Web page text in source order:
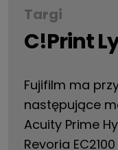
Targi
C!Print
Fujifilm ma
następujące
Acuity Prime
Revoria